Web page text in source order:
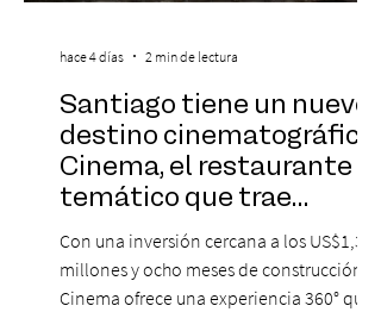
Santiago tiene un nuevo
destino cinematográfico:
Cinema, el restaurante
temático que trae
Hollywood a Chile
Con una inversión cercana a los US$1,3
millones y ocho meses de construcción,
Cinema ofrece una experiencia 360° que
hace 4 días 2 min de lectura